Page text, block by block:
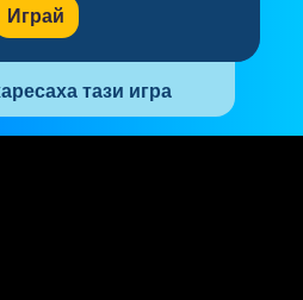
Играй
тази игра